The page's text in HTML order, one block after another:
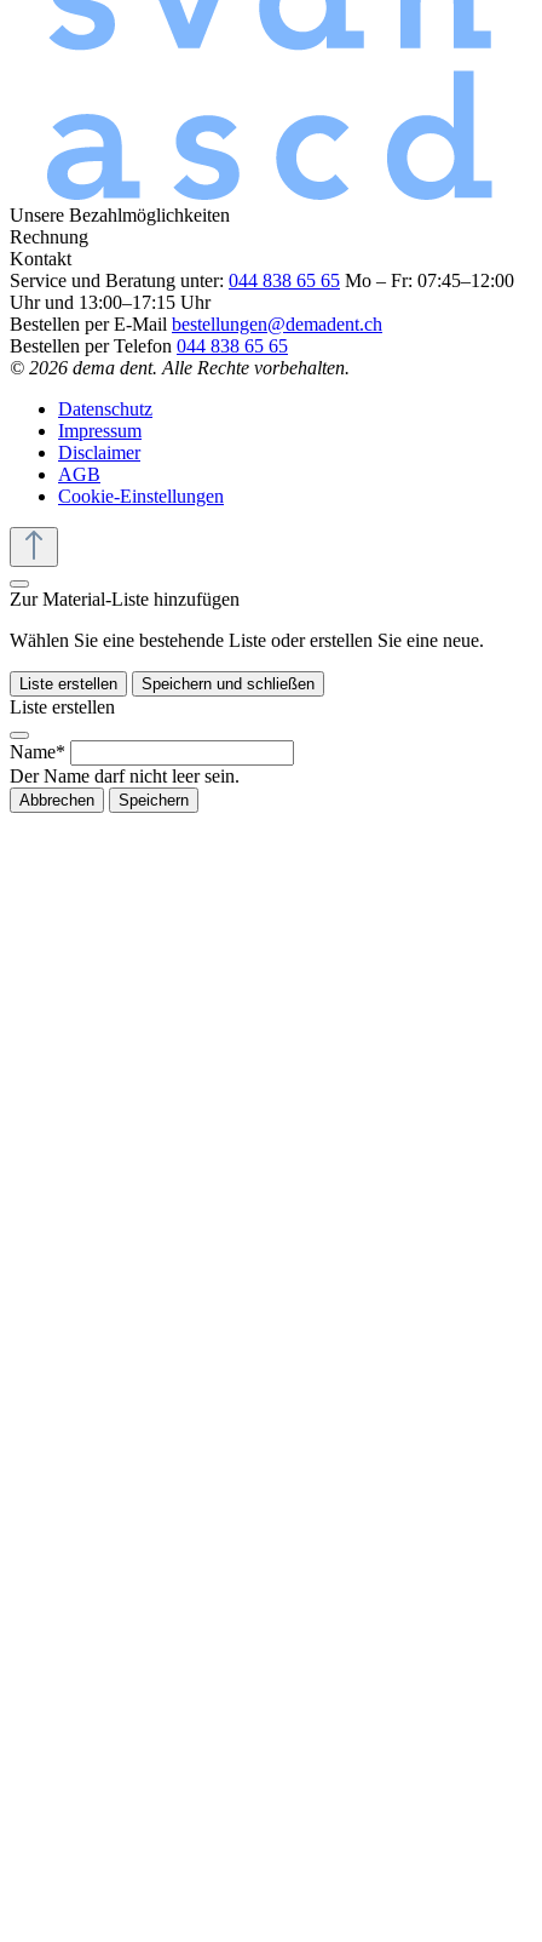
Unsere Bezahlmöglichkeiten
Rechnung
Kontakt
Service und Beratung unter: 044 838 65 65 Mo – Fr: 07:45–12:00
Uhr und 13:00–17:15 Uhr
Bestellen per E-Mail bestellungen@demadent.ch
Bestellen per Telefon 044 838 65 65
© 2026 dema dent. Alle Rechte vorbehalten.
Datenschutz
Impressum
Disclaimer
AGB
Cookie-Einstellungen
Zur Material-Liste hinzufügen
Wählen Sie eine bestehende Liste oder erstellen Sie eine neue.
Liste erstellen Speichern und schließen
Liste erstellen
Name*
Der Name darf nicht leer sein.
Abbrechen Speichern